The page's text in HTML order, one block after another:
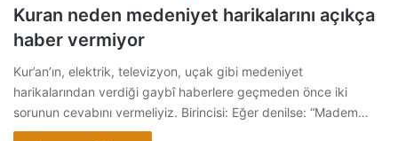
Kuran neden medeniyet harikalarını açıkça
haber vermiyor
Kur’an’ın, elektrik, televizyon, uçak gibi medeniyet
harikalarından verdiği gaybî haberlere geçmeden önce iki
sorunun cevabını vermeliyiz. Birincisi: Eğer denilse: “Madem…